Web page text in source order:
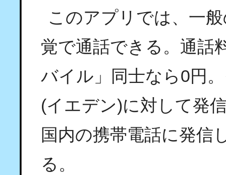
このアプリでは、一
覚で通話できる。通話
バイル」同士なら0円
(イエデン)に対して発
国内の携帯電話に発信
る。